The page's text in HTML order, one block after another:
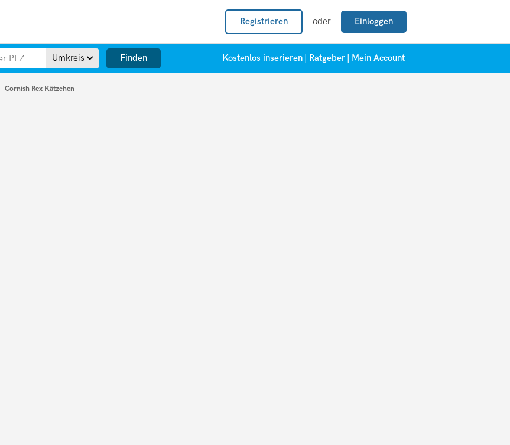
Registrieren oder Einloggen
Umkreis Finden Kostenlos inserieren Ratgeber Mein Account
Cornish Rex Kätzchen